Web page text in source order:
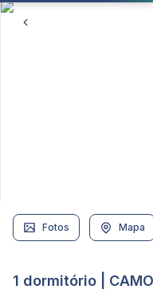
Fotos Mapa
1 dormitório |